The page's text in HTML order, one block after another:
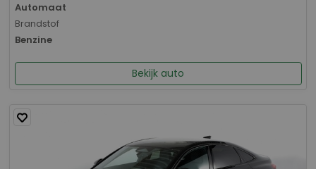
Automaat
Brandstof
Benzine
Bekijk auto